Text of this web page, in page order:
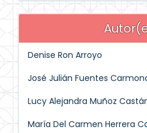
Denise Ron Arroyo
José Julián Fuentes
Lucy Alejandra Muñoz
María Del Carmen Herrera